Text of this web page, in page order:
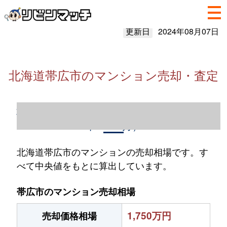
更新日 2024年08月07日
北海道帯広市のマンション売却・査定
北海道帯広市のマンション売却情報（2023
北海道帯広市のマンションの売却相場です。す
べて中央値をもとに算出しています。
帯広市のマンション売却相場
売却価格相場
1,750万円